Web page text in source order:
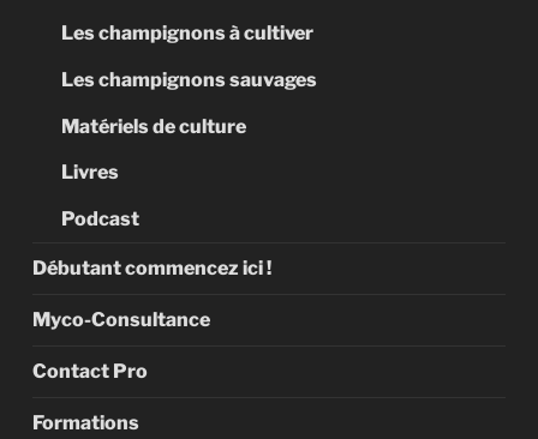
Les champignons à cultiver
Les champignons sauvages
Matériels de culture
Livres
Podcast
Débutant commencez ici !
Myco-Consultance
Contact Pro
Formations